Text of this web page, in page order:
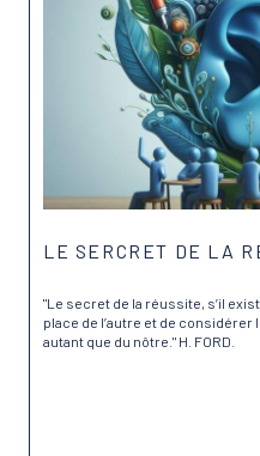
LE SERCRET DE LA
"Le secret de la réussite, s’il
place de l’autre et de
autant que du nôtre." H. FORD.